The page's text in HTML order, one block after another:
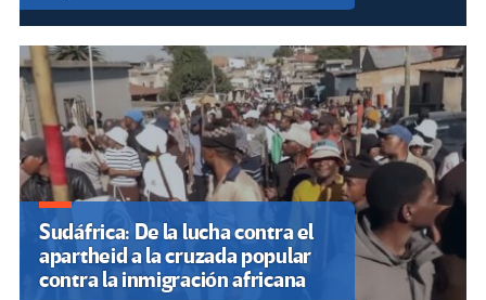
Sudáfrica: De la lucha contra el
apartheid a la cruzada popular
contra la inmigración africana